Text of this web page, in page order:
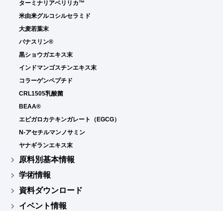
ターミナリアベリリカ™
米由来グルコシルセラミド
大麦若葉末
バナスリン®
黒ショウガエキス末
インドマンゴスチンエキス末
コラーゲンペプチド
CRL1505乳酸菌
BEAA®
エピガロカテキンガレート（EGCG）
N-アセチルマンノサミン
ヤナギランエキス末
原料別基本情報
学術情報
資料ダウンロード
イベント情報